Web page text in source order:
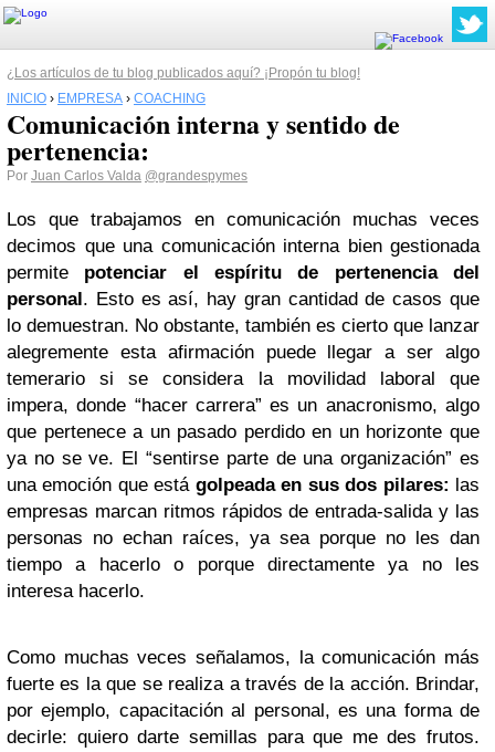
¿Los artículos de tu blog publicados aquí? ¡Propón tu blog!
INICIO › EMPRESA › COACHING
Comunicación interna y sentido de
pertenencia:
Por Juan Carlos Valda @grandespymes
Los que trabajamos en comunicación muchas veces
decimos que una comunicación interna bien gestionada
permite potenciar el espíritu de pertenencia del
personal. Esto es así, hay gran cantidad de casos que
lo demuestran. No obstante, también es cierto que lanzar
alegremente esta afirmación puede llegar a ser algo
temerario si se considera la movilidad laboral que
impera, donde “hacer carrera” es un anacronismo, algo
que pertenece a un pasado perdido en un horizonte que
ya no se ve. El “sentirse parte de una organización” es
una emoción que está golpeada en sus dos pilares: las
empresas marcan ritmos rápidos de entrada-salida y las
personas no echan raíces, ya sea porque no les dan
tiempo a hacerlo o porque directamente ya no les
interesa hacerlo.
Como muchas veces señalamos, la comunicación más
fuerte es la que se realiza a través de la acción. Brindar,
por ejemplo, capacitación al personal, es una forma de
decirle: quiero darte semillas para que me des frutos.